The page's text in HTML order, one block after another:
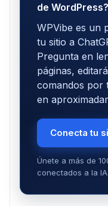
de WordPress?
WPVibe es un
tu sitio a
Pregunta en
páginas,
comandos por
en
Conecta tu
Únete a más de
conectados a la IA.